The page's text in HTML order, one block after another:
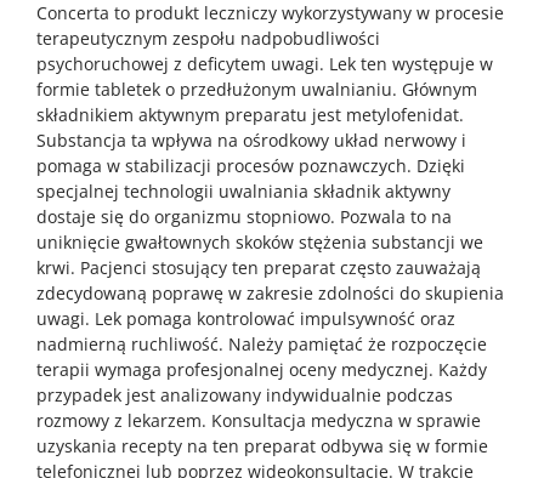
Concerta to produkt leczniczy wykorzystywany w procesie
terapeutycznym zespołu nadpobudliwości
psychoruchowej z deficytem uwagi. Lek ten występuje w
formie tabletek o przedłużonym uwalnianiu. Głównym
składnikiem aktywnym preparatu jest metylofenidat.
Substancja ta wpływa na ośrodkowy układ nerwowy i
pomaga w stabilizacji procesów poznawczych. Dzięki
specjalnej technologii uwalniania składnik aktywny
dostaje się do organizmu stopniowo. Pozwala to na
uniknięcie gwałtownych skoków stężenia substancji we
krwi. Pacjenci stosujący ten preparat często zauważają
zdecydowaną poprawę w zakresie zdolności do skupienia
uwagi. Lek pomaga kontrolować impulsywność oraz
nadmierną ruchliwość. Należy pamiętać że rozpoczęcie
terapii wymaga profesjonalnej oceny medycznej. Każdy
przypadek jest analizowany indywidualnie podczas
rozmowy z lekarzem. Konsultacja medyczna w sprawie
uzyskania recepty na ten preparat odbywa się w formie
telefonicznej lub poprzez wideokonsultację. W trakcie